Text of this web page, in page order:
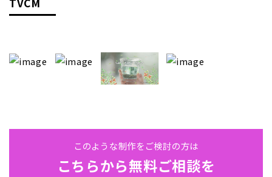
このような制作をご検討の方は
こちらから無料ご相談を